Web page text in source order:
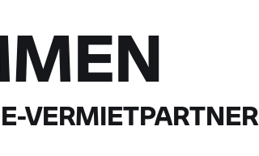
VERMIETPARTNER